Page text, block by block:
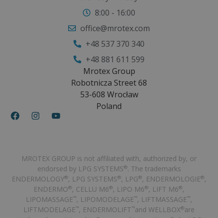
8:00 - 16:00
office@mrotex.com
+48 537 370 340
+48 881 611 599
Mrotex Group
Robotnicza Street 68
53-608 Wrocław
Poland
MROTEX GROUP is not affiliated with, authorized by, or
endorsed by LPG SYSTEMS®. The trademarks
ENDERMOLOGY®, LPG SYSTEMS®, LPG®, ENDERMOLOGIE®,
ENDERMO®, CELLU M6®, LIPO M6®, LIFT M6®,
LIPOMASSAGE™, LIPOMODELAGE™, LIFTMASSAGE™,
LIFTMODELAGE™, ENDERMOLIFT™and WELLBOX®are